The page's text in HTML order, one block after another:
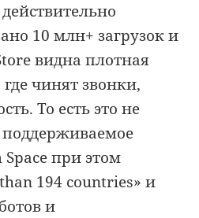
10 млн+ загрузок и
видна плотная
чинят звонки,
То есть это не
при этом
194 countries» и
и